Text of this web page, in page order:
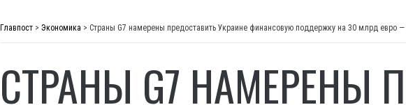
Главпост > Экономика > Страны G7 намерены предоставить Украине финансовую поддержку на 30 млрд евро —
СТРАНЫ G7 НАМЕРЕНЫ